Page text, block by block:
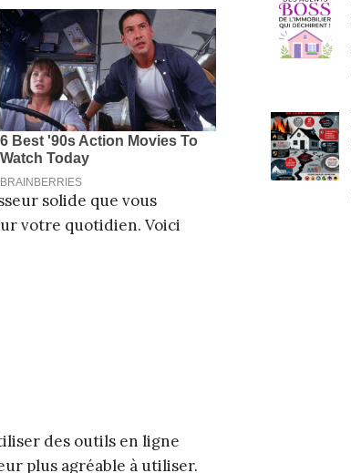
solide que vous
votre quotidien. Voici
des outils en ligne
plus agréable à utiliser.